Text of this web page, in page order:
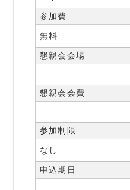
参加費
無料
懇親会会場
懇親会会費
参加制限
なし
申込期日